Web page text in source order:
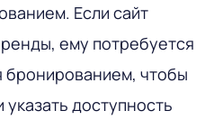
. Если сайт
ему потребуется
бронированием, чтобы
доступность